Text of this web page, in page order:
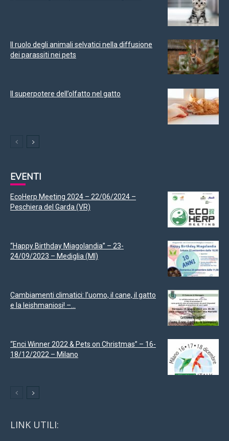
Il ruolo degli animali selvatici nella diffusione
dei parassiti nei pets
Il superpotere dell’olfatto nel gatto
EVENTI
EcoHerp Meeting 2024 – 22/06/2024 –
Peschiera del Garda (VR)
“Happy Birthday Miagolandia” – 23-
24/09/2023 – Mediglia (MI)
Cambiamenti climatici: l’uomo, il cane, il gatto
e la leishmaniosi! –...
“Enci Winner 2022 & Pets on Christmas” – 16-
18/12/2022 – Milano
LINK UTILI: